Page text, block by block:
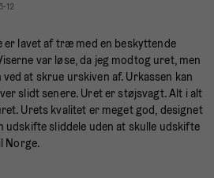
12
er lavet af træ med en beskyttende
var løse, da jeg modtog uret, men
at skrue urskiven af. Urkassen kan
slidt senere. Uret er støjsvagt. Alt i alt
Urets kvalitet er meget god, designet
udskifte sliddele uden at skulle udskifte
Norge.